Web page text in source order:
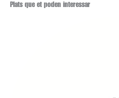
Plats que et poden interessar